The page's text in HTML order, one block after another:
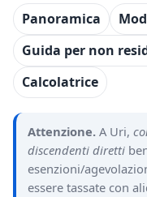
Panoramica
Guida per non
Calcolatrice
Attenzione. A Uri,
discendenti diretti
esenzioni/
essere tassate con